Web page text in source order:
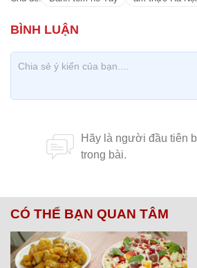
CÓ THỂ BẠN QUAN TÂM